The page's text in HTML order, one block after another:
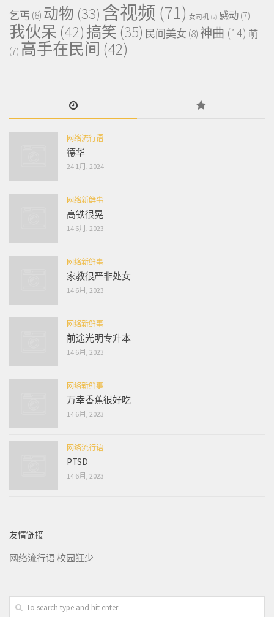
乞丐 (8) 动物 (33)含视频 (71) 女司机 (2) 感动 (7)
我伙呆 (42)搞笑 (35) 民间美女 (8) 神曲 (14) 萌
(7) 高手在民间 (42)
网络流行语
德华
24 1月, 2024
网络新鲜事
高铁很晃
14 6月, 2023
网络新鲜事
家教很严非处女
14 6月, 2023
网络新鲜事
前途光明专升本
14 6月, 2023
网络新鲜事
万幸香蕉很好吃
14 6月, 2023
网络流行语
PTSD
14 6月, 2023
友情链接
网络流行语校园狂少